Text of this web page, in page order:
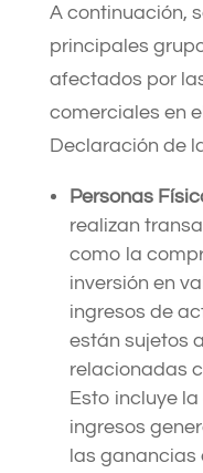
A continuación,
principales
afectados por
comerciales en
Declaración de
Personas
realizan
como la
inversión en
ingresos de
están sujetos
relacionadas
Esto incluye
ingresos
las ganancias